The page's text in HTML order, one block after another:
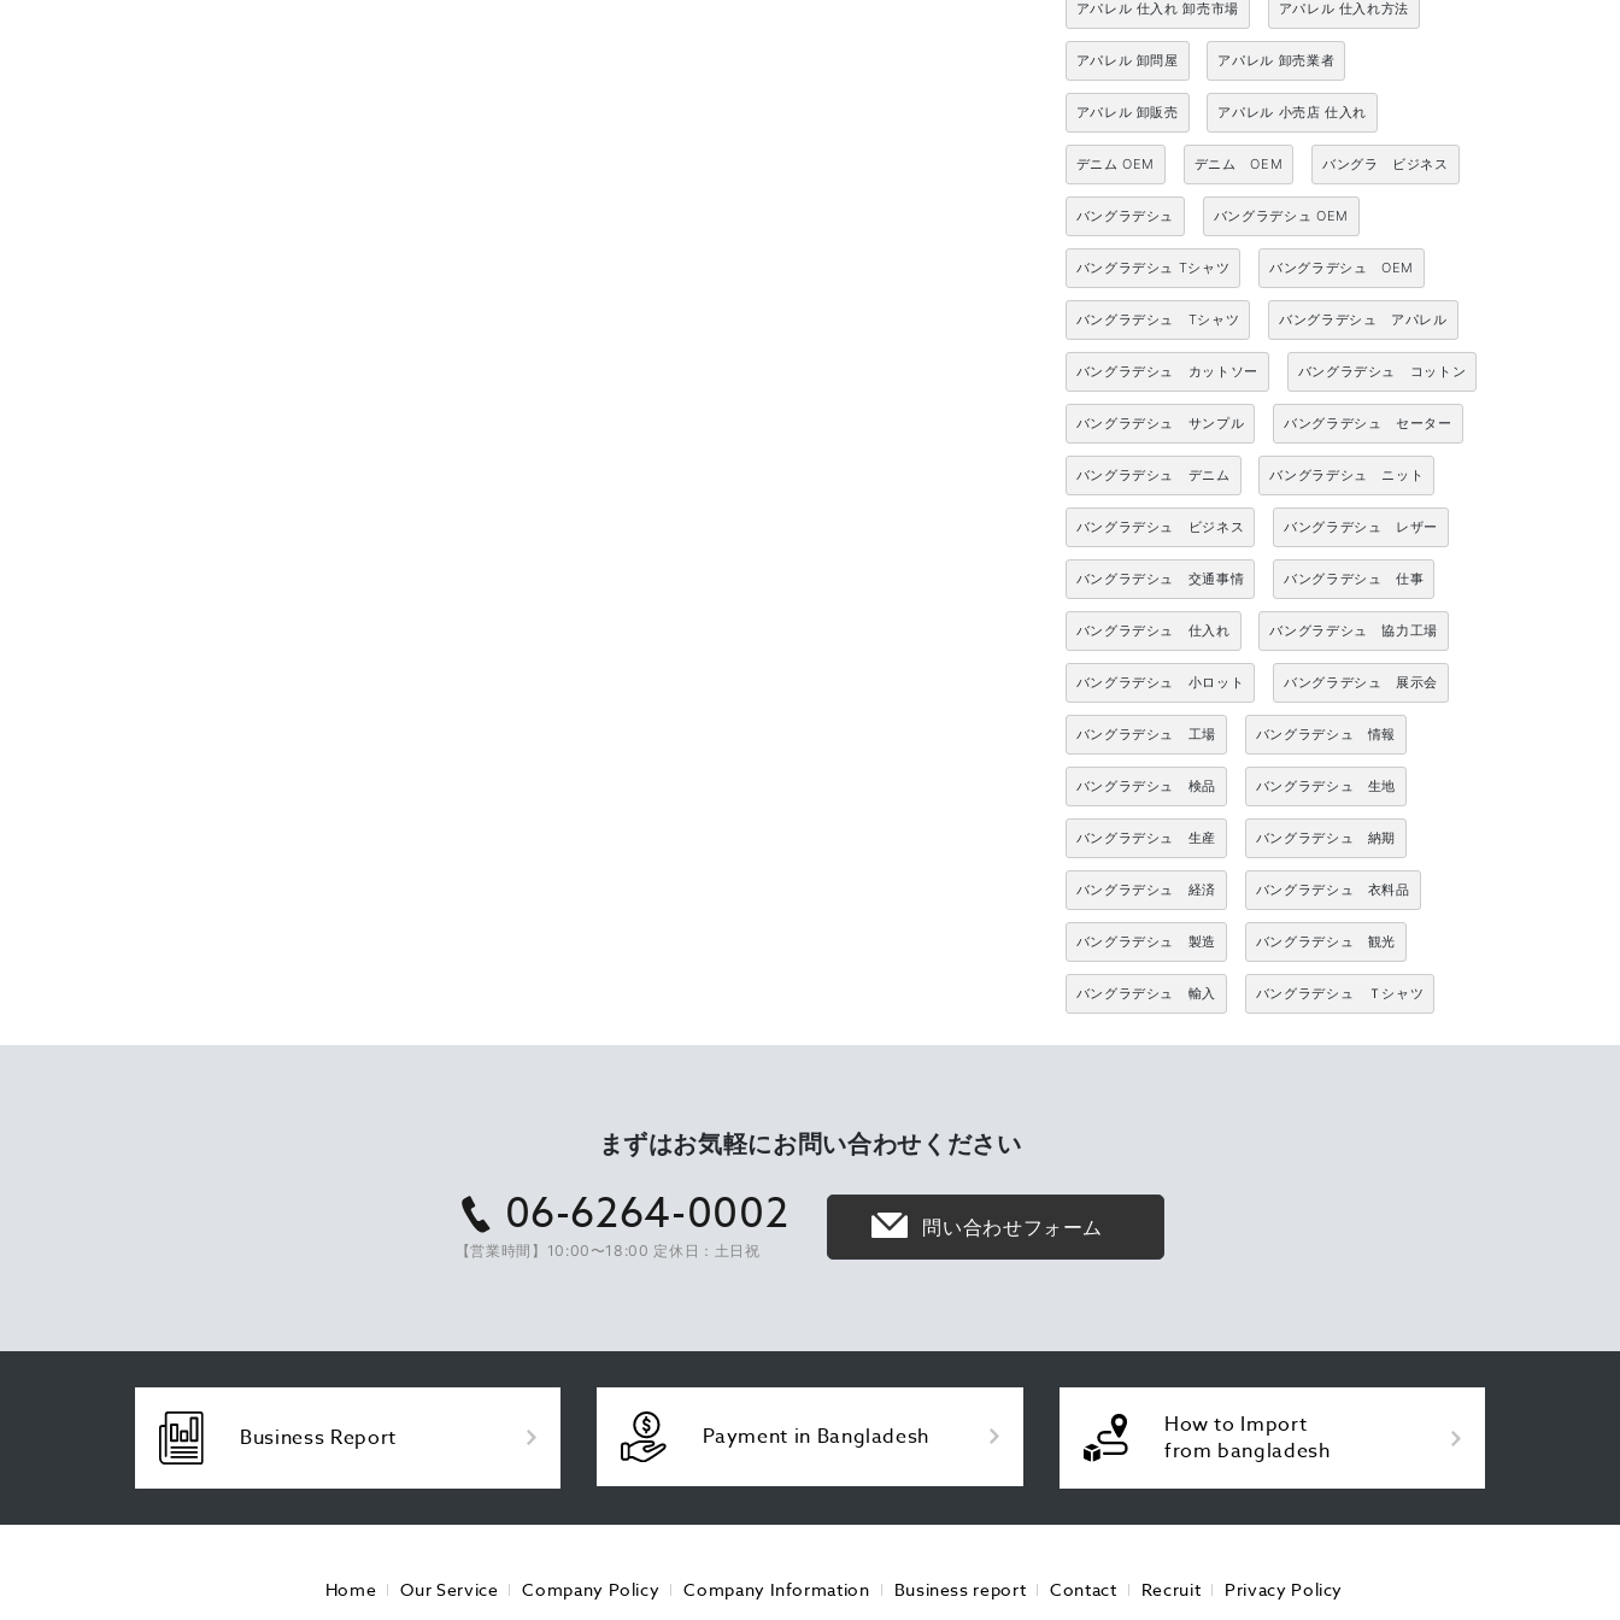
アパレル 仕入れ 卸売市場 アパレル 仕入れ方法
アパレル 卸問屋 アパレル 卸売業者
アパレル 卸販売 アパレル 小売店 仕入れ
デニム OEM デニム OEM バングラ ビジネス
バングラデシュ バングラデシュ OEM
バングラデシュ Tシャツ バングラデシュ OEM
バングラデシュ Tシャツ バングラデシュ アパレル
バングラデシュ カットソー バングラデシュ コットン
バングラデシュ サンプル バングラデシュ セーター
バングラデシュ デニム バングラデシュ ニット
バングラデシュ ビジネス バングラデシュ レザー
バングラデシュ 交通事情 バングラデシュ 仕事
バングラデシュ 仕入れ バングラデシュ 協力工場
バングラデシュ 小ロット バングラデシュ 展示会
バングラデシュ 工場 バングラデシュ 情報
バングラデシュ 検品 バングラデシュ 生地
バングラデシュ 生産 バングラデシュ 納期
バングラデシュ 経済 バングラデシュ 衣料品
バングラデシュ 製造 バングラデシュ 観光
バングラデシュ 輸入 バングラデシュ Ｔシャツ
まずはお気軽にお問い合わせください
06-6264-0002
【営業時間】10:00〜18:00 定休日：土日祝
問い合わせフォーム
Business Report Payment in Bangladesh
How to Import
from bangladesh
Home Our Service Company Policy Company Information Business report Contact Recruit Privacy Policy